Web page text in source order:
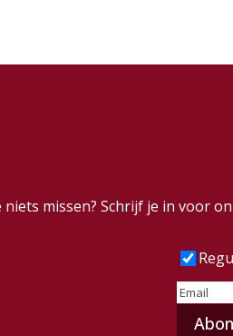
niets missen? Schrijf je in voor
E-
mailadres